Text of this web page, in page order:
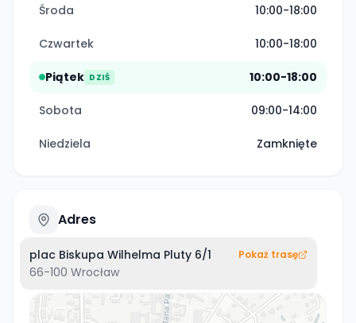
Środa 10:00-18:00
Czwartek 10:00-18:00
Piątek DZIŚ 10:00-18:00
Sobota 09:00-14:00
Niedziela Zamknięte
Adres
plac Biskupa Wilhelma Pluty 6/1
66-100 Wrocław
Pokaż trasę